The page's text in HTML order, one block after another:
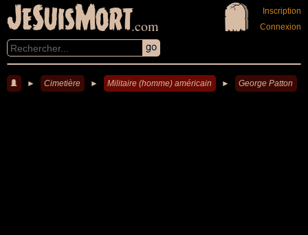
JeSuisMort.com
Inscription
Connexion
► Cimetière ► Militaire (homme) américain ► George Patton